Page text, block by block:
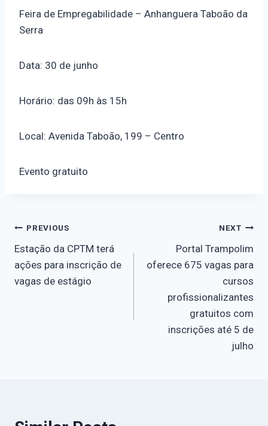
Feira de Empregabilidade – Anhanguera Taboão da
Serra
Data: 30 de junho
Horário: das 09h às 15h
Local: Avenida Taboão, 199 – Centro
Evento gratuito
PREVIOUS
Estação da CPTM terá
ações para inscrição de
vagas de estágio
NEXT
Portal Trampolim
oferece 675 vagas para
cursos
profissionalizantes
gratuitos com
inscrições até 5 de
julho